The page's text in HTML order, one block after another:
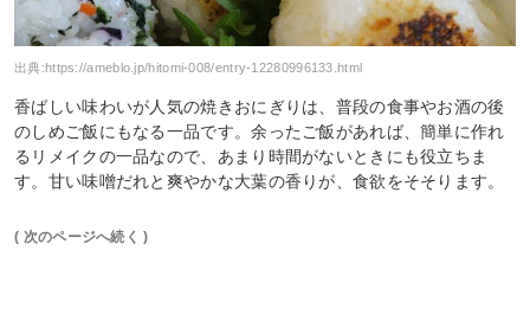
出典:https://ameblo.jp/hitomi-008/entry-12280996133.html
香ばしい味わいが人気の焼きおにぎりは、普段の食事やお酒の後
のしめご飯にもなる一品です。余ったご飯があれば、簡単に作れ
るリメイクの一品なので、あまり時間がないときにも役立ちま
す。甘い味噌だれと爽やかな大葉の香りが、食欲をそそります。
( 次のページへ続く )